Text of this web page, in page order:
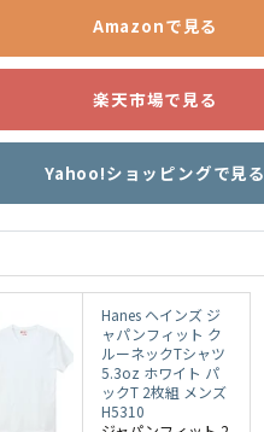
Amazonで見る
楽天市場で見る
Yahoo!ショッピングで見る
Hanes ヘインズ ジ
ャパンフィット ク
ルーネックTシャツ
5.3oz ホワイト パ
ックT 2枚組 メンズ
H5310